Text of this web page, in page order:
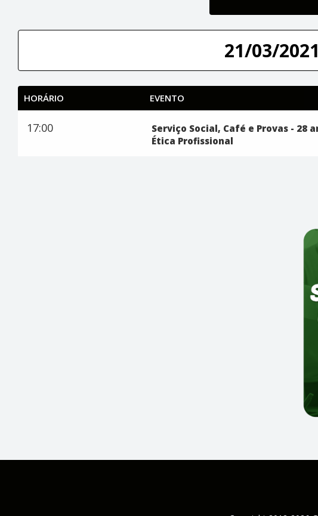
21/03/
HORÁRIO EVENTO
17:00
Serviço Social, Café e Provas - 28
Ética Profissional